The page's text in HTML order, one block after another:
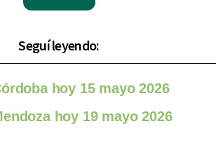
Seguí leyendo:
hoy 15 mayo 2026
hoy 19 mayo 2026